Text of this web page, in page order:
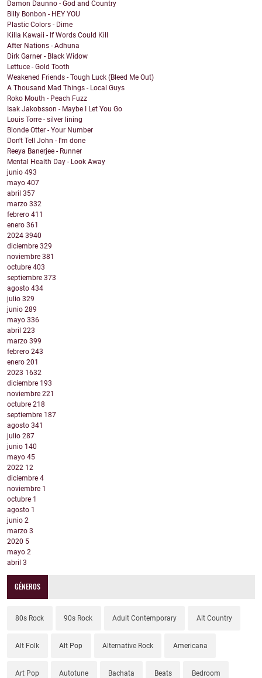
Damon Daunno - God and Country
Billy Bonbon - HEY YOU
Plastic Colors - Dime
Killa Kawaii - If Words Could Kill
After Nations - Adhuna
Dirk Garner - Black Widow
Lettuce - Gold Tooth
Weakened Friends - Tough Luck (Bleed Me Out)
A Thousand Mad Things - Local Guys
Roko Mouth - Peach Fuzz
Isak Jakobsson - Maybe I Let You Go
Louis Torre - silver lining
Blonde Otter - Your Number
Don't Tell John - I'm done
Reeya Banerjee - Runner
Mental Health Day - Look Away
junio 493
mayo 407
abril 357
marzo 332
febrero 411
enero 361
2024 3940
diciembre 329
noviembre 381
octubre 403
septiembre 373
agosto 434
julio 329
junio 289
mayo 336
abril 223
marzo 399
febrero 243
enero 201
2023 1632
diciembre 193
noviembre 221
octubre 218
septiembre 187
agosto 341
julio 287
junio 140
mayo 45
2022 12
diciembre 4
noviembre 1
octubre 1
agosto 1
junio 2
marzo 3
2020 5
mayo 2
abril 3
GÉNEROS
80s Rock 90s Rock Adult Contemporary Alt Country
Alt Folk Alt Pop Alternative Rock Americana
Art Pop Autotune Bachata Beats Bedroom